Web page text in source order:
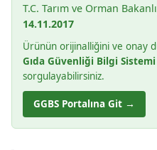
T.C. Tarım ve Orman
14.11.2017
Ürünün orijinalliğini ve onay
Gıda Güvenliği Bilgi Sistemi
sorgulayabilirsiniz.
GGBS Portalına Git →